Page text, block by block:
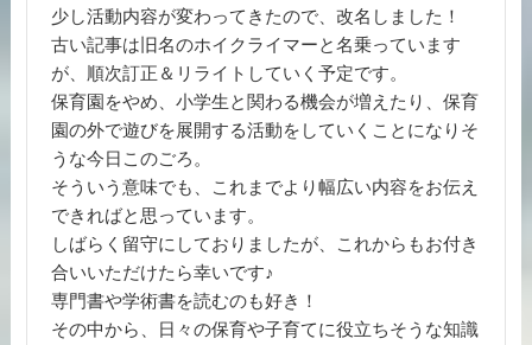
少し活動内容が変わってきたので、改名しました！
古い記事は旧名のホイクライマーと名乗っています
が、順次訂正＆リライトしていく予定です。
保育園をやめ、小学生と関わる機会が増えたり、保育
園の外で遊びを展開する活動をしていくことになりそ
うな今日このごろ。
そういう意味でも、これまでより幅広い内容をお伝え
できればと思っています。
しばらく留守にしておりましたが、これからもお付き
合いいただけたら幸いです♪
専門書や学術書を読むのも好き！
その中から、日々の保育や子育てに役立ちそうな知識